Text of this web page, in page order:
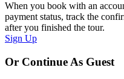
When you book with an
payment status, track the
after you finished the tour.
Sign Up
Or Continue As Guest